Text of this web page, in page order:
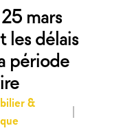
mars
les délais
période
&